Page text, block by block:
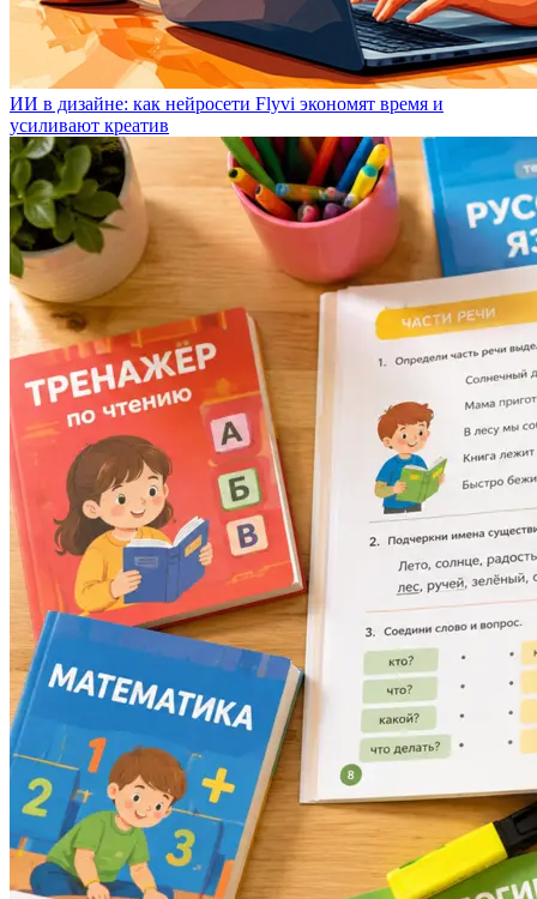
ИИ в дизайне: как нейросети Flyvi экономят время и
усиливают креатив